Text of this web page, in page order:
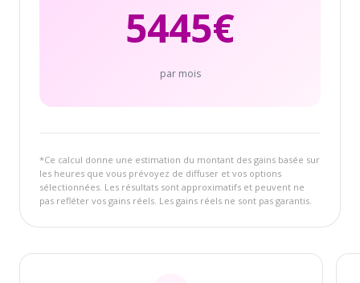
5445€
par mois
*Ce calcul donne une estimation du montant des gains basée sur
les heures que vous prévoyez de diffuser et vos options
sélectionnées. Les résultats sont approximatifs et peuvent ne
pas refléter vos gains réels. Les gains réels ne sont pas garantis.